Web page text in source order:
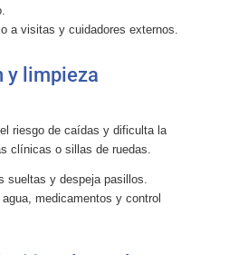
a visitas y cuidadores externos.
y limpieza
riesgo de caídas y dificulta la
clínicas o sillas de ruedas.
sueltas y despeja pasillos.
medicamentos y control